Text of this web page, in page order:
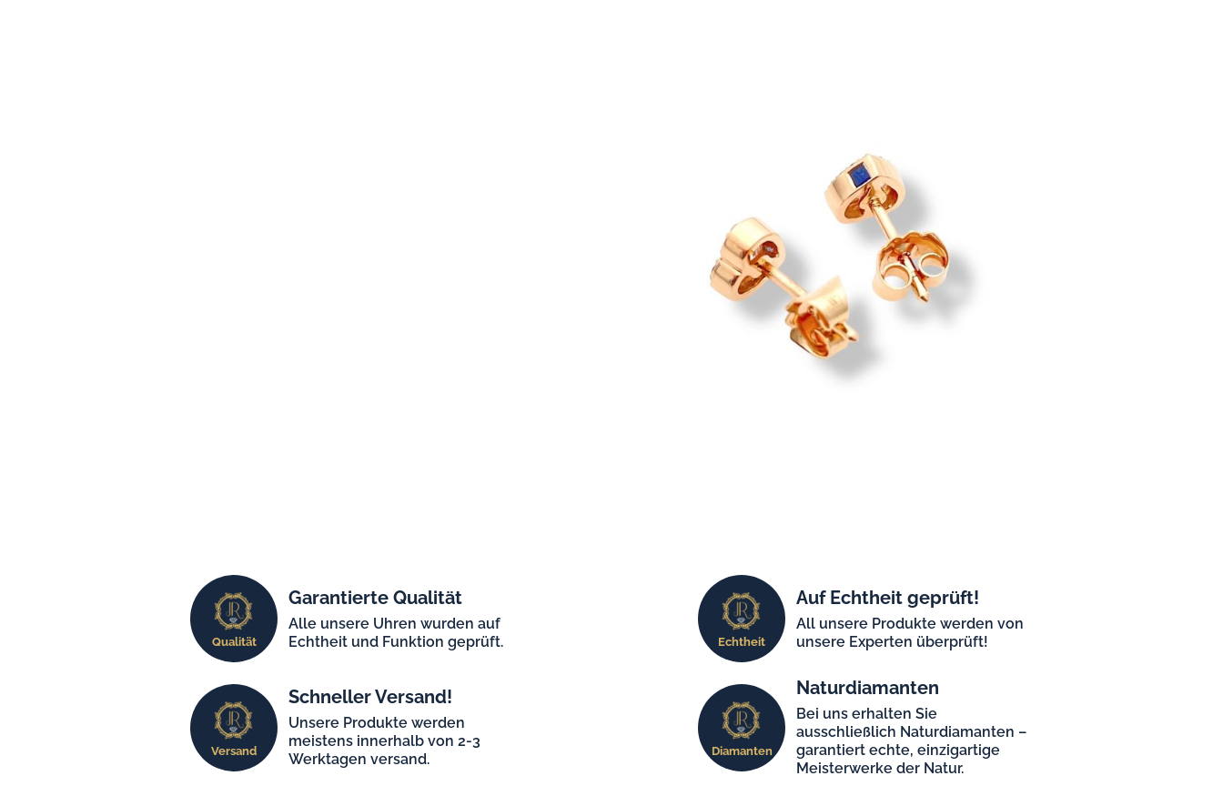
Qualität
Garantierte Qualität
Alle unsere Uhren wurden auf
Echtheit und Funktion geprüft.
Echtheit
Auf Echtheit geprüft!
All unsere Produkte werden von
unsere Experten überprüft!
Versand
Schneller Versand!
Unsere Produkte werden
meistens innerhalb von 2-3
Werktagen versand.
Diamanten
Naturdiamanten
Bei uns erhalten Sie
ausschließlich Naturdiamanten –
garantiert echte, einzigartige
Meisterwerke der Natur.